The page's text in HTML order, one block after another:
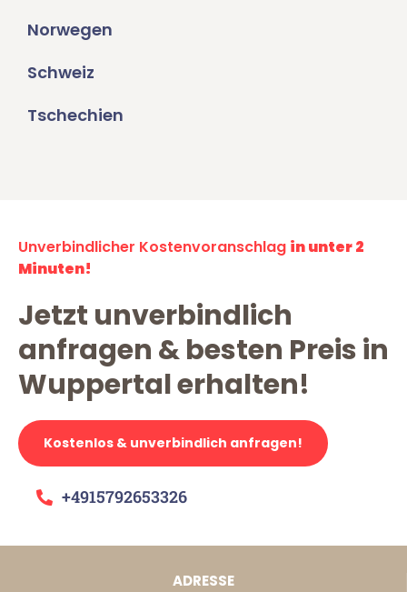
Norwegen
Schweiz
Tschechien
Unverbindlicher Kostenvoranschlag in unter 2
Minuten!
Jetzt unverbindlich
anfragen & besten Preis in
Wuppertal erhalten!
Kostenlos & unverbindlich anfragen!
+4915792653326
ADRESSE